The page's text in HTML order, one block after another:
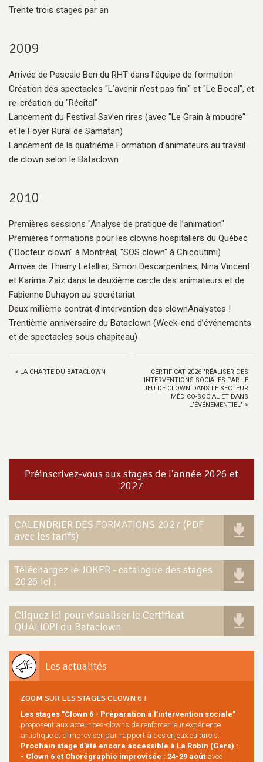
Trente trois stages par an
2009
Arrivée de Pascale Ben du RHT dans l’équipe de formation
Création des spectacles "L’avenir n’est pas fini" et "Le Bocal", et
re-création du "Récital"
Lancement du Festival Sav’en rires (avec "Le Grain à moudre"
et le Foyer Rural de Samatan)
Lancement de la quatrième Formation d’animateurs au travail
de clown selon le Bataclown
2010
Premières sessions "Analyse de pratique de l’animation"
Premières formations pour les clowns hospitaliers du Québec
("Docteur clown" à Montréal, "SOS clown" à Chicoutimi)
Arrivée de Thierry Letellier, Simon Descarpentries, Nina Vincent
et Karima Zaiz dans le deuxième cercle des animateurs et de
Fabienne Duhayon au secrétariat
Deux millième contrat d’intervention des clownAnalystes !
Trentième anniversaire du Bataclown (Week-end d’événements
et de spectacles sous chapiteau)
< LA CHARTE DU BATACLOWN
CERTIFICAT 2026 "RÉALISER DES
INTERVENTIONS SOCIALES PAR LE
JEU DE CLOWN DANS LE SECTEUR
MÉDICO-SOCIAL ET DANS
L’ÉVÉNEMENTIEL" >
Préinscrivez-vous aux stages de l’année 2026 et
2027
CALENDRIER DES FORMATIONS 2027 (PDF
avec les tarifs)
Téléchargez le JOKER - catalogue des stages
2026 ici !
Cliquez ici pour visualiser le Certificat
QUALIOPI du Bataclown
Les actualités
ZOOM SUR LES STAGES CLOWN 6 !
Les stages "Clown 6 - Préparation à l’intervention sociale"
proposent aux acteurices-clowns de renforcer leur expérience
artistique et d’improviser par rapport à des enjeux culturels.
Prochain stage d’été encore accessible à La Robin (Gers) :
- Clown 6 et Chorégraphie improvisée : 24-29 août avec